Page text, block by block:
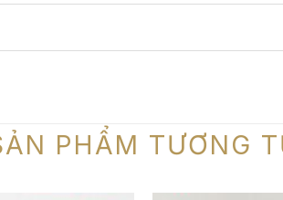
PHẨM TƯƠNG